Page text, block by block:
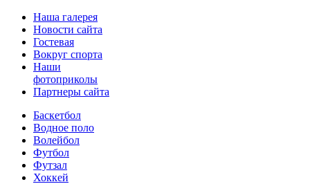
Наша галерея
Новости сайта
Гостевая
Вокруг спорта
Наши
фотоприколы
Партнеры сайта
Баскетбол
Водное поло
Волейбол
Футбол
Футзал
Хоккей